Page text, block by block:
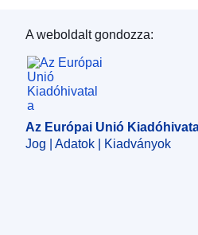
Az Európai Unió
A weboldalt gondozza:
Az Európai Unió
Jog | Adatok | Kiadványok